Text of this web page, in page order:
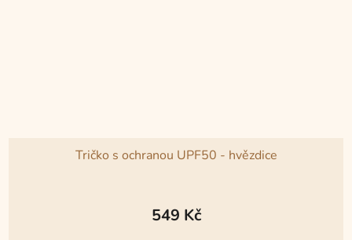
Tričko s ochranou UPF50 - hvězdice
hodnocení
549 Kč